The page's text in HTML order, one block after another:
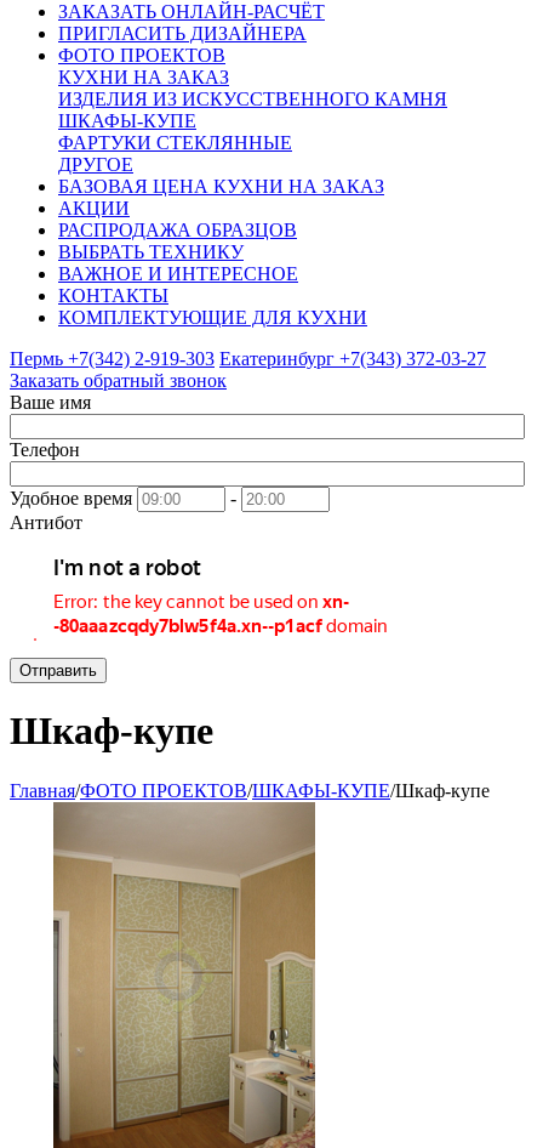
ЗАКАЗАТЬ ОНЛАЙН-РАСЧЁТ
ПРИГЛАСИТЬ ДИЗАЙНЕРА
ФОТО ПРОЕКТОВ
КУХНИ НА ЗАКАЗ
ИЗДЕЛИЯ ИЗ ИСКУССТВЕННОГО КАМНЯ
ШКАФЫ-КУПЕ
ФАРТУКИ СТЕКЛЯННЫЕ
ДРУГОЕ
БАЗОВАЯ ЦЕНА КУХНИ НА ЗАКАЗ
АКЦИИ
РАСПРОДАЖА ОБРАЗЦОВ
ВЫБРАТЬ ТЕХНИКУ
ВАЖНОЕ И ИНТЕРЕСНОЕ
КОНТАКТЫ
КОМПЛЕКТУЮЩИЕ ДЛЯ КУХНИ
Пермь +7(342) 2-919-303 Екатеринбург +7(343) 372-03-27
Заказать обратный звонок
Ваше имя
Телефон
Удобное время
-
Антибот
Отправить
Шкаф-купе
Главная/ФОТО ПРОЕКТОВ/ШКАФЫ-КУПЕ/Шкаф-купе